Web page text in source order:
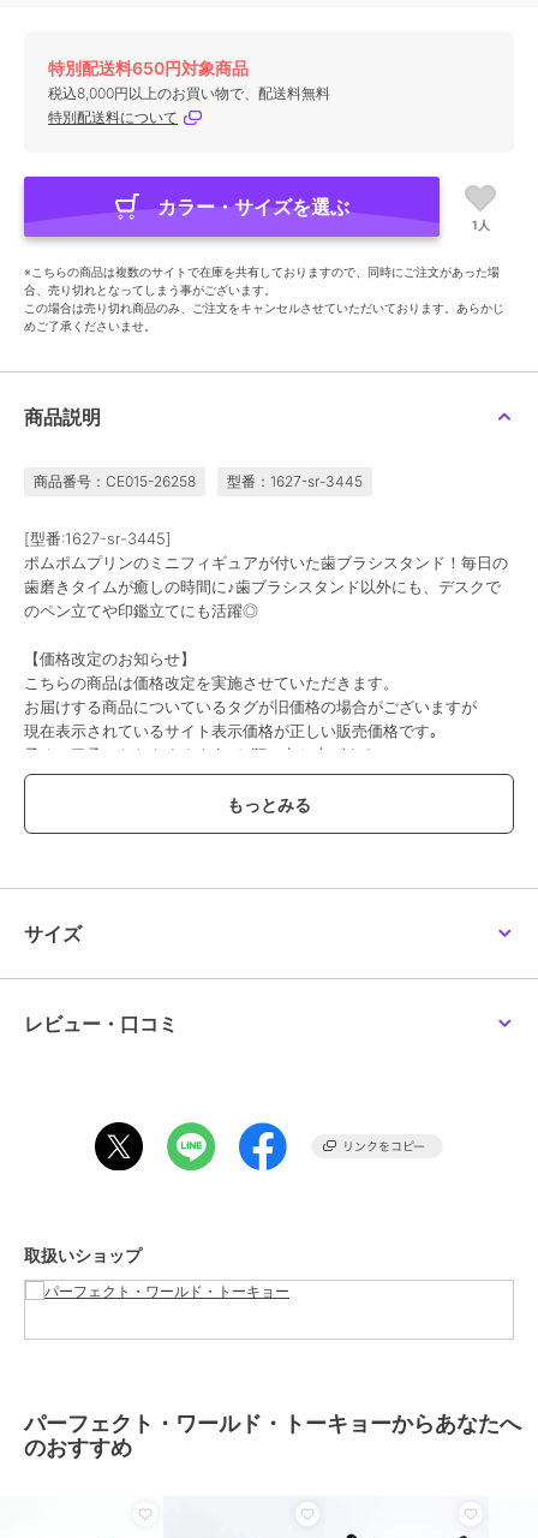
特別配送料650円対象商品
税込8,000円以上のお買い物で、配送料無料
特別配送料について
カラー・サイズを選ぶ
1人
※こちらの商品は複数のサイトで在庫を共有しておりますので、同時にご注文があった場
合、売り切れとなってしまう事がございます。
この場合は売り切れ商品のみ、ご注文をキャンセルさせていただいております。あらかじ
めご了承くださいませ。
商品説明
商品番号：CE015-26258 型番：1627-sr-3445
[型番:1627-sr-3445]
ポムポムプリンのミニフィギュアが付いた歯ブラシスタンド！毎日の
歯磨きタイムが癒しの時間に♪歯ブラシスタンド以外にも、デスクで
のペン立てや印鑑立てにも活躍◎
【価格改定のお知らせ】
こちらの商品は価格改定を実施させていただきます。
お届けする商品についているタグが旧価格の場合がございますが
現在表示されているサイト表示価格が正しい販売価格です｡
予めご了承いただきますよう､お願い申し上げます｡
この商品は、不良品のみ返品を承ります
ショップ
PVC
サイズ
レビュー・口コミ
取扱いショップ
パーフェクト・ワールド・トーキョーからあなたへ
のおすすめ